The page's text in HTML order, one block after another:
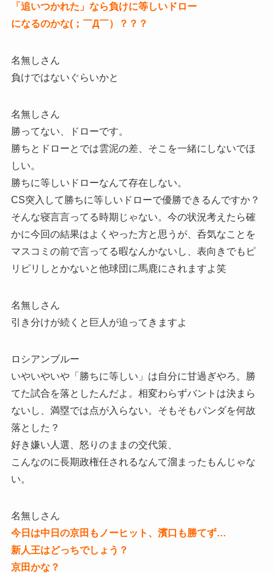
「追いつかれた」なら負けに等しいドロー
になるのかな(；￣Д￣）？？？
名無しさん
負けではないぐらいかと
名無しさん
勝ってない、ドローです。
勝ちとドローとでは雲泥の差、そこを一緒にしないでほ
しい。
勝ちに等しいドローなんて存在しない。
CS突入して勝ちに等しいドローで優勝できるんですか？
そんな寝言言ってる時期じゃない。今の状況考えたら確
かに今回の結果はよくやった方と思うが、呑気なことを
マスコミの前で言ってる暇なんかないし、表向きでもピ
リピリしとかないと他球団に馬鹿にされますよ笑
名無しさん
引き分けが続くと巨人が迫ってきますよ
ロシアンブルー
いやいやいや「勝ちに等しい」は自分に甘過ぎやろ。勝
てた試合を落としたんだよ。相変わらずバントは決まら
ないし、満塁では点が入らない。そもそもパンダを何故
落とした？
好き嫌い人選、怒りのままの交代策、
こんなのに長期政権任されるなんて溜まったもんじゃな
い。
名無しさん
今日は中日の京田もノーヒット、濱口も勝てず…
新人王はどっちでしょう？
京田かな？